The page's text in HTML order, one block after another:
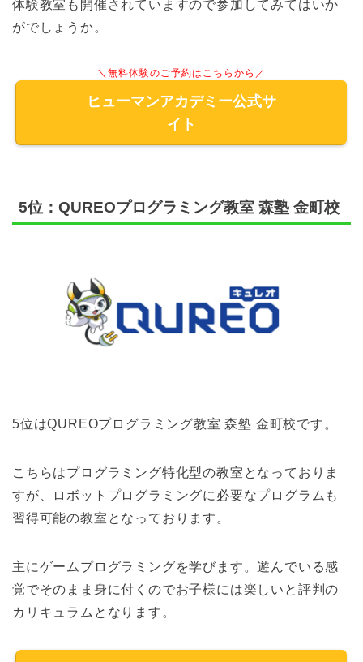
体験教室も開催されていますので参加してみてはいか
がでしょうか。
＼無料体験のご予約はこちらから／
ヒューマンアカデミー公式サ
イト
5位：QUREOプログラミング教室 森塾 金町校
5位はQUREOプログラミング教室 森塾 金町校です。
こちらはプログラミング特化型の教室となっておりま
すが、ロボットプログラミングに必要なプログラムも
習得可能の教室となっております。
主にゲームプログラミングを学びます。遊んでいる感
覚でそのまま身に付くのでお子様には楽しいと評判の
カリキュラムとなります。